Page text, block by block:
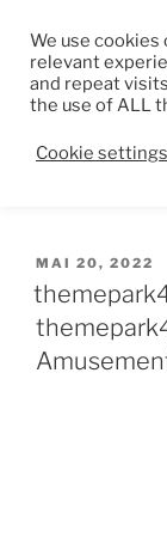
Inhalt
springen
AM
MAI 20, 2022
We use
relevant
and repeat
the use of ALL
Cookie settings